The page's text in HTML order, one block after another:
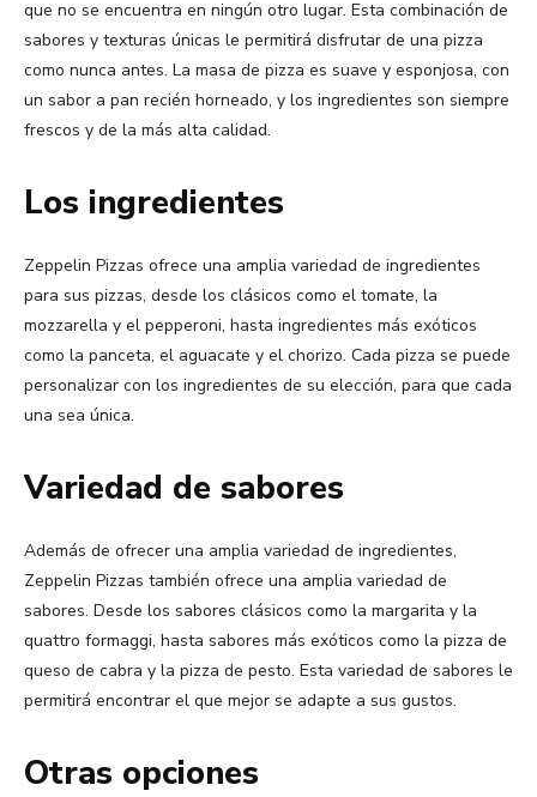
que no se encuentra en ningún otro lugar. Esta combinación de
sabores y texturas únicas le permitirá disfrutar de una pizza
como nunca antes. La masa de pizza es suave y esponjosa, con
un sabor a pan recién horneado, y los ingredientes son siempre
frescos y de la más alta calidad.
Los ingredientes
Zeppelin Pizzas ofrece una amplia variedad de ingredientes
para sus pizzas, desde los clásicos como el tomate, la
mozzarella y el pepperoni, hasta ingredientes más exóticos
como la panceta, el aguacate y el chorizo. Cada pizza se puede
personalizar con los ingredientes de su elección, para que cada
una sea única.
Variedad de sabores
Además de ofrecer una amplia variedad de ingredientes,
Zeppelin Pizzas también ofrece una amplia variedad de
sabores. Desde los sabores clásicos como la margarita y la
quattro formaggi, hasta sabores más exóticos como la pizza de
queso de cabra y la pizza de pesto. Esta variedad de sabores le
permitirá encontrar el que mejor se adapte a sus gustos.
Otras opciones